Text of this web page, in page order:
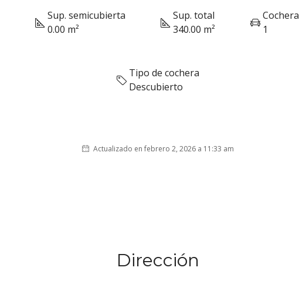
Sup. semicubierta
0.00 m²
Sup. total
340.00 m²
Cochera
1
Tipo de cochera
Descubierto
Actualizado en febrero 2, 2026 a 11:33 am
Dirección